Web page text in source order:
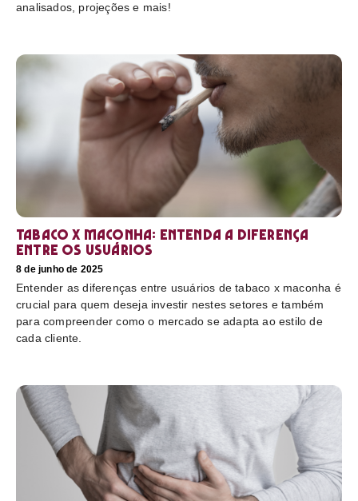
analisados, projeções e mais!
Tabaco x maconha: Entenda a diferença
entre os usuários
8 de junho de 2025
Entender as diferenças entre usuários de tabaco x maconha é
crucial para quem deseja investir nestes setores e também
para compreender como o mercado se adapta ao estilo de
cada cliente.